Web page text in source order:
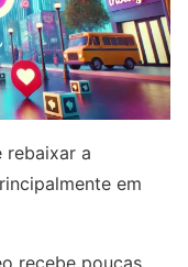
rebaixar a
em